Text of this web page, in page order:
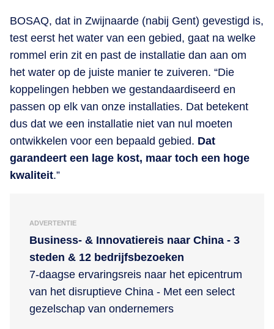
BOSAQ, dat in Zwijnaarde (nabij Gent) gevestigd is,
test eerst het water van een gebied, gaat na welke
rommel erin zit en past de installatie dan aan om
het water op de juiste manier te zuiveren. “Die
koppelingen hebben we gestandaardiseerd en
passen op elk van onze installaties. Dat betekent
dus dat we een installatie niet van nul moeten
ontwikkelen voor een bepaald gebied. Dat
garandeert een lage kost, maar toch een hoge
kwaliteit.”
ADVERTENTIE
Business- & Innovatiereis naar China - 3
steden & 12 bedrijfsbezoeken
7-daagse ervaringsreis naar het epicentrum
van het disruptieve China - Met een select
gezelschap van ondernemers